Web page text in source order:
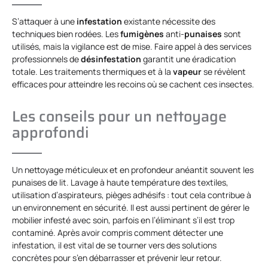
S’attaquer à une infestation existante nécessite des
techniques bien rodées. Lesfumigènes anti-punaises sont
utilisés, mais la vigilance est de mise. Faire appel à des services
professionnels dedésinfestation garantit une éradication
totale. Les traitements thermiques et à la vapeurse révèlent
efficaces pour atteindre les recoins où se cachent ces insectes.
Les conseils pour un nettoyage
approfondi
Un nettoyage méticuleux et en profondeur anéantit souvent les
punaises de lit. Lavage à haute température des textiles,
utilisation d’aspirateurs, pièges adhésifs : tout cela contribue à
un environnement en sécurité. Il est aussi pertinent de gérer le
mobilier infesté avec soin, parfois en l’éliminant s’il est trop
contaminé. Après avoir compris comment détecter une
infestation, il est vital de se tourner vers des solutions
concrètes pour s’en débarrasser et prévenir leur retour.